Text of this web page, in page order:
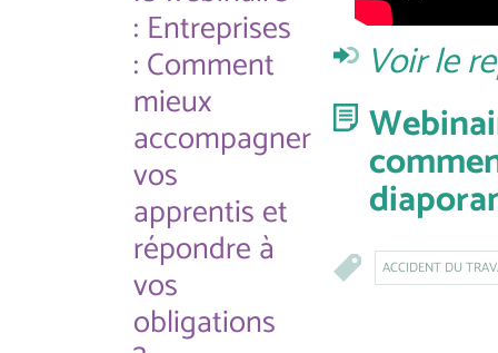
: Entreprises
: Comment
mieux
accompagner
vos
apprentis et
répondre à
vos
obligations
Voir le
ACCIDENT DU